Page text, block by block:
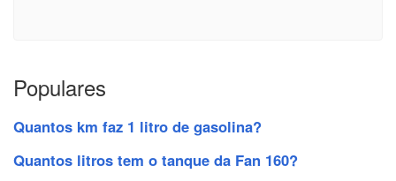
Populares
Quantos km faz 1 litro de gasolina?
Quantos litros tem o tanque da Fan 160?